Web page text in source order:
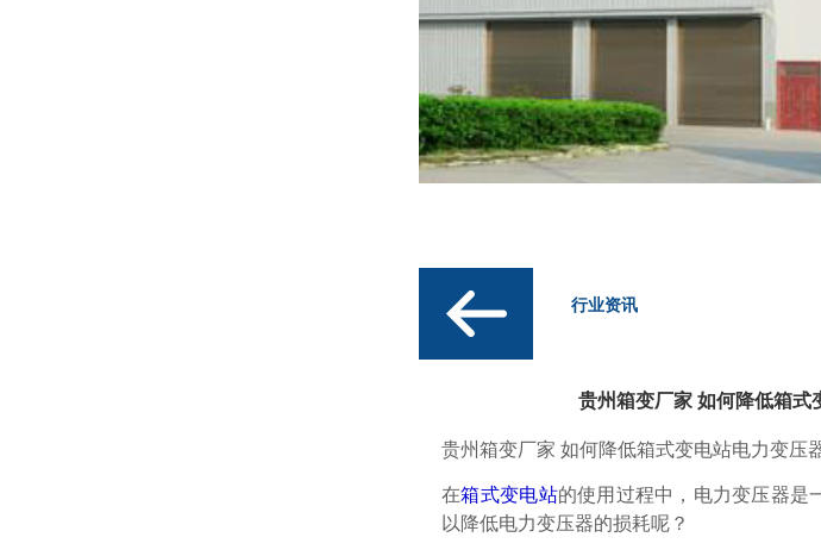
行业资讯
贵州箱变厂家 如何降低箱式
贵州箱变厂家 如何降低箱式变电站电力变压
在箱式变电站的使用过程中，电力变压器是
以降低电力变压器的损耗呢？